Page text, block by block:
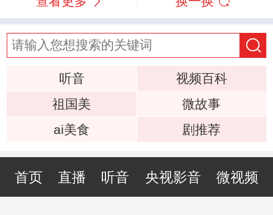
听音
视频百科
祖国美
微故事
ai美食
剧推荐
首页 直播 听音 央视影音 微视频